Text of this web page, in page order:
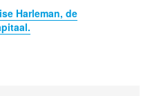
Harleman, de